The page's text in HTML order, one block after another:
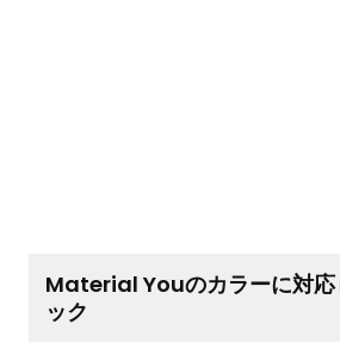
Material Youのカラーに対応
ック